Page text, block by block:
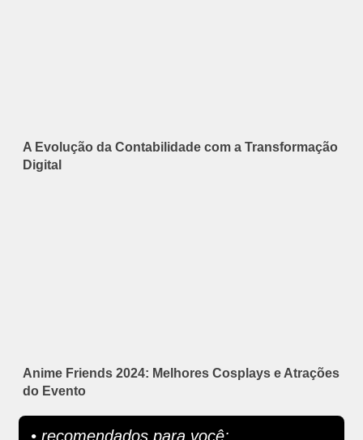
A Evolução da Contabilidade com a Transformação
Digital
Anime Friends 2024: Melhores Cosplays e Atrações
do Evento
• recomendados para você: